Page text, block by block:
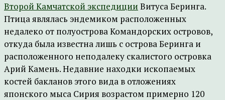
Второй Камчатской экспедиции Витуса Беринга.
Птица являлась эндемиком расположенных
недалеко от полуострова Командорских островов,
откуда была известна лишь с острова Беринга и
расположенного неподалеку скалистого островка
Арий Камень. Недавние находки ископаемых
костей бакланов этого вида в отложениях
японского мыса Сирия возрастом примерно 120